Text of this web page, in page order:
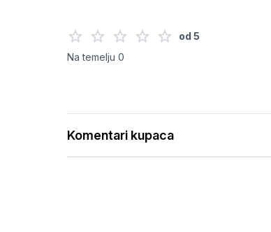
od 5
Na temelju 0
Komentari kupaca